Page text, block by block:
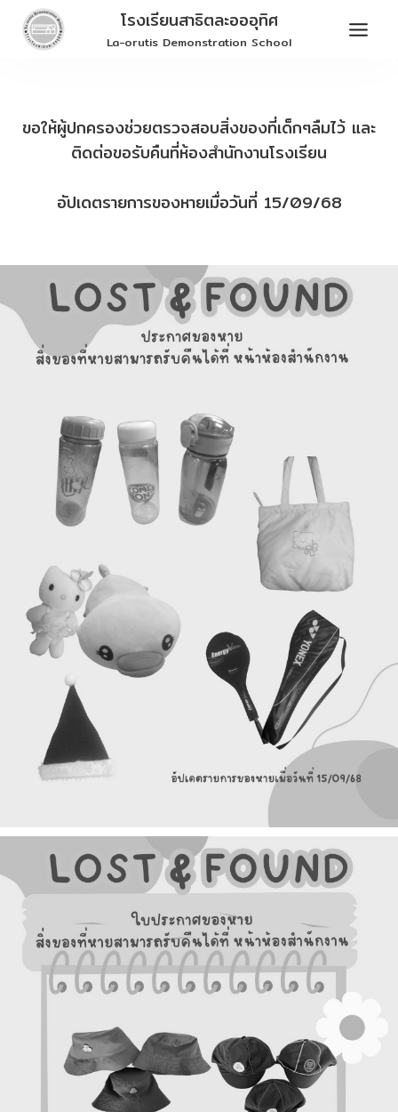
Skip
โรงเรียนสาธิตละอออุทิศ
La-orutis Demonstration School
ขอให้ผู้ปกครองช่วยตรวจสอบสิ่งของที่เด็กๆลืมไว้ และ
ติดต่อขอรับคืนที่ห้องสำนักงานโรงเรียน
อัปเดตรายการของหายเมื่อวันที่ 15/09/68